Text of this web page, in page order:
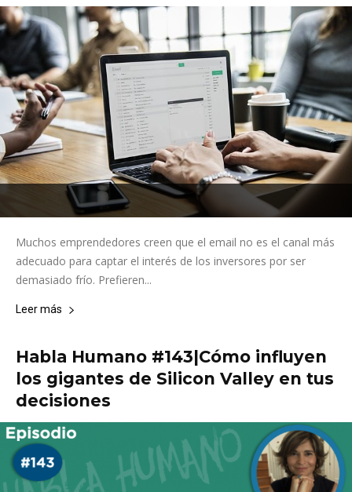
Muchos emprendedores creen que el email no es el canal más
adecuado para captar el interés de los inversores por ser
demasiado frío. Prefieren...
Leer más
Habla Humano #143|Cómo influyen
los gigantes de Silicon Valley en tus
decisiones